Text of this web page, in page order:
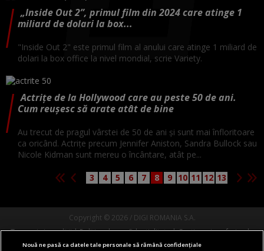
„Inside Out 2”, primul film din 2024 care atinge 1
miliard de dolari la box...
"Inside Out 2" este primul film al anului care atinge 1 miliard de
dolari la box office la nivel mondial, scrie Variety.
Actrițe de la Hollywood care au peste 50 de ani.
Cum reușesc să arate atât de bine
Au trecut de pragul vârstei de 50 de ani și sunt mai înfloritoare
ca oricând. Actrițe precum Jennifer Aniston, Sandra Bullock sau
Nicole Kidman sunt mereu o încântare, atât pe...
3 4 5 6 7 8 9 10 11 12 13
Copyright © 2026 / DIGI ROMANIA S.A.
Termeni si conditii
Politica de confidentialitate
Gestionați preferințele
Comunicate de presă
Abonare Digi TV Contact/Info
Nouă ne pasă ca datele tale personale să rămână confidențiale